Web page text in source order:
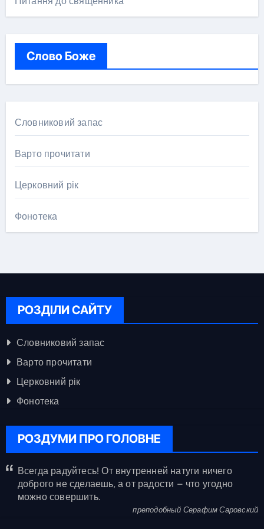
Слово Боже
Словниковий запас
Варто прочитати
Церковний рік
Фонотека
РОЗДІЛИ САЙТУ
Словниковий запас
Варто прочитати
Церковний рік
Фонотека
РОЗДУМИ ПРО ГОЛОВНЕ
Всегда радуйтесь! От внутренней натуги ничего
доброго не сделаешь, а от радости – что угодно
можно совершить.
преподобный Серафим Саровский